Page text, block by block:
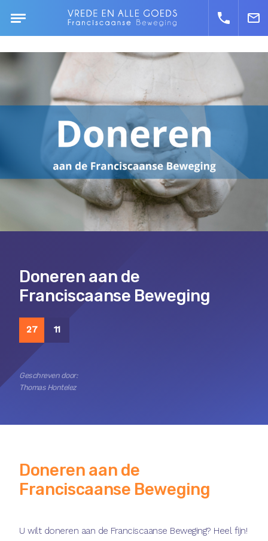
Doneren aan de
Franciscaanse Beweging
27 11
Geschreven door:
Thomas Hontelez
Doneren aan de
Franciscaanse Beweging
U wilt doneren aan de Franciscaanse Beweging? Heel fijn!